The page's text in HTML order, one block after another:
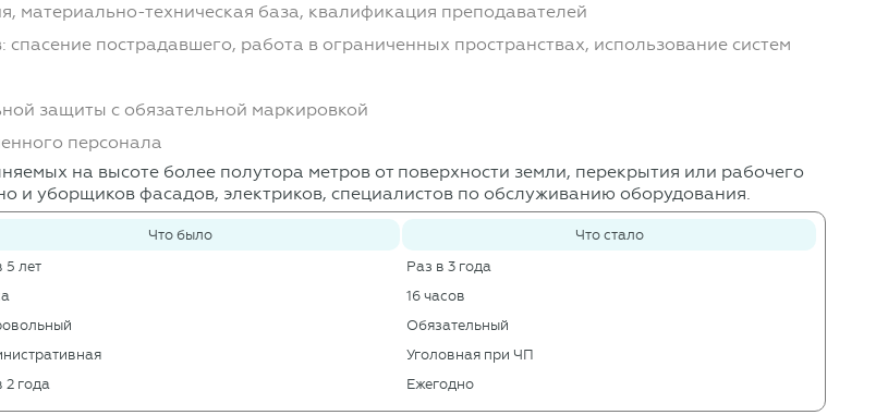
материально-техническая база, квалификация преподавателей
пострадавшего, работа в ограниченных пространствах, использование систем
защиты с обязательной маркировкой
персонала
на высоте более полутора метров от поверхности земли, перекрытия или рабочего
и уборщиков фасадов, электриков, специалистов по обслуживанию оборудования.
Что было
Что стало
5 лет
Раз в 3 года
16 часов
Обязательный
Уголовная при ЧП
2 года Ежегодно